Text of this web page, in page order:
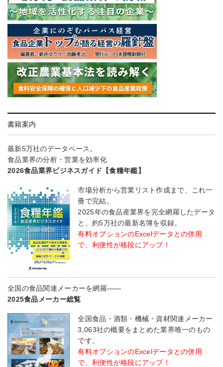
書籍案内
最新5万社のデータベース。
食品業界の分析・営業を効率化
2026食品業界ビジネスガイド【食糧年鑑】
市場分析から営業リスト作成まで、これ一
冊で完結。
2025年の食品産業界を完全網羅したデータ
と、約5万社の最新名簿を収録。
有料オプションのExcelデータとの併用
で、利便性が格段にアップ！
全国の食品関連メーカーを網羅――
2025食品メーカー総覧
全国食品・酒類・機械・資材関連メーカー
3,063社の概要をまとめた業界唯一のもの
です。
有料オプションのExcelデータとの併用
で、利便性が格段にアップ！